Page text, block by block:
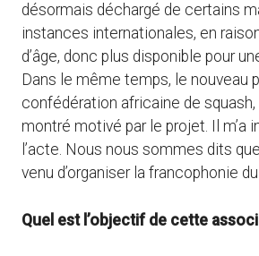
désormais déchargé de certains
instances internationales, en
d’âge, donc plus disponible pour
Dans le même temps, le nouveau
confédération africaine de squash,
montré motivé par le projet. Il m’a
l’acte. Nous nous sommes dits
venu d’organiser la francophonie
Quel est l’objectif de cette